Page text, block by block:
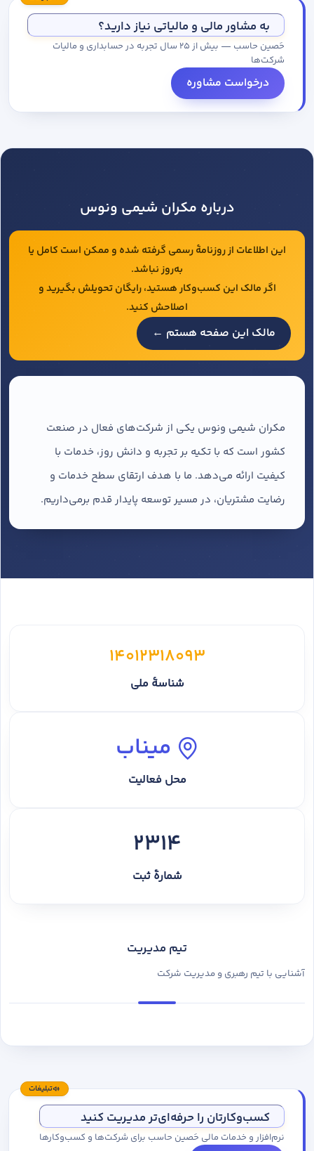
به مشاور مالی و مالیاتی نیاز دارید؟
حَصین حاسب — بیش از ۲۵ سال تجربه در حسابداری و مالیات
شرکت‌ها
درخواست مشاوره
درباره مکران شیمی ونوس
این اطلاعات از روزنامهٔ رسمی گرفته شده و ممکن است کامل یا
به‌روز نباشد.
اگر مالک این کسب‌وکار هستید، رایگان تحویلش بگیرید و
اصلاحش کنید.
مالک این صفحه هستم ←
مکران شیمی ونوس یکی از شرکت‌های فعال در صنعت
کشور است که با تکیه بر تجربه و دانش روز، خدمات با
کیفیت ارائه می‌دهد. ما با هدف ارتقای سطح خدمات و
رضایت مشتریان، در مسیر توسعه پایدار قدم برمی‌داریم.
14012318093
شناسهٔ ملی
میناب
محل فعالیت
2314
شمارهٔ ثبت
تیم مدیریت
آشنایی با تیم رهبری و مدیریت شرکت
تبلیغات
کسب‌وکارتان را حرفه‌ای‌تر مدیریت کنید
نرم‌افزار و خدمات مالی حَصین حاسب برای شرکت‌ها و کسب‌وکارها